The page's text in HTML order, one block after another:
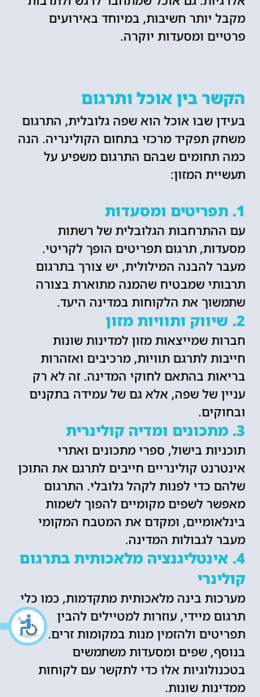
מקבל יותר חשיבות, במיוחד באירועים
פרטיים ומסעדות יוקרה.
הקשר בין אוכל ותרגום
בעידן שבו אוכל הוא שפה גלובלית, התרגום
משחק תפקיד מרכזי בתחום הקולינריה. הנה
כמה תחומים שבהם התרגום משפיע על
תעשיית המזון:
1. תפריטים ומסעדות
עם ההתרחבות הגלובלית של רשתות
מסעדות, תרגום תפריטים הופך לקריטי.
מעבר להבנה המילולית, יש צורך בתרגום
תרבותי שמבטיח שהמנה מתוארת בצורה
שתמשוך את הלקוחות במדינה היעד.
2. שיווק ותוויות מזון
חברות שמייצאות מזון למדינות שונות
חייבות לתרגם תוויות, מרכיבים ואזהרות
בריאות בהתאם לחוקי המדינה. זה לא רק
עניין של שפה, אלא גם של עמידה בתקנים
ובחוקים.
3. מתכונים ומדיה קולינרית
תוכניות בישול, ספרי מתכונים ואתרי
אינטרנט קולינריים חייבים לתרגם את התוכן
שלהם כדי לפנות לקהל גלובלי. התרגום
מאפשר לשפים מקומיים להפוך לשמות
בינלאומיים, ומקדם את המטבח המקומי
מעבר לגבולות המדינה.
4. אינטליגנציה מלאכותית בתרגום
קולינרי
מערכות בינה מלאכותית מתקדמות, כמו כלי
תרגום מיידי, עוזרות למטיילים להבין
תפריטים ולהזמין מנות במקומות זרים.
בנוסף, שפים ומסעדות משתמשים
בטכנולוגיות אלו כדי לתקשר עם לקוחות
ממדינות שונות.